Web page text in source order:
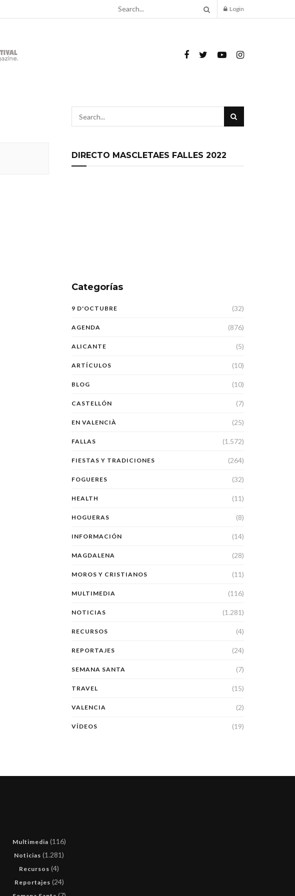
Login
DIRECTO MASCLETAES FALLES 2022
Categorías
9 D'OCTUBRE (32)
AGENDA (876)
ALICANTE (5)
ARTÍCULOS (10)
BLOG (10)
CASTELLÓN (7)
EN VALENCIÀ (25)
FALLAS (1.572)
FIESTAS Y TRADICIONES (264)
FOGUERES (32)
HEALTH (11)
HOGUERAS (8)
INFORMACIÓN (14)
MAGDALENA (28)
MOROS Y CRISTIANOS (11)
MULTIMEDIA (116)
NOTICIAS (1.281)
RECURSOS (4)
REPORTAJES (24)
SEMANA SANTA (7)
TRAVEL (15)
VALENCIA (2)
VÍDEOS (19)
Multimedia (116)
Noticias (1.281)
Recursos (4)
Reportajes (24)